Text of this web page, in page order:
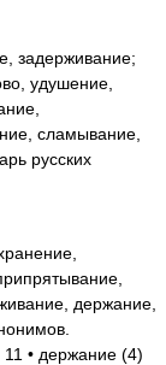
задерживание;
удушение,
сламывание,
русских
держание,
• держание (4)